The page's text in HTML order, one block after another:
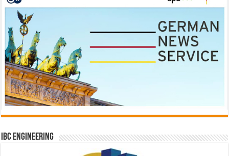
IBC Engineering